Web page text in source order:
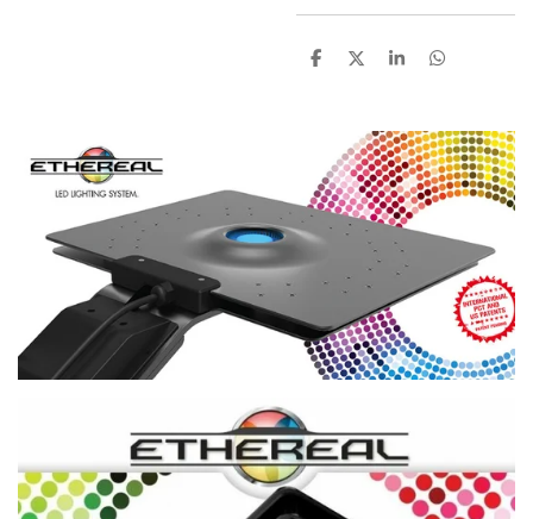
D
D
S
e
D
n